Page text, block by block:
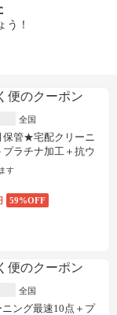
う！
全国
保管★宅配クリーニ
プラチナ加工＋抗ウ
す
59%OFF
全国
ング最速10点＋プ